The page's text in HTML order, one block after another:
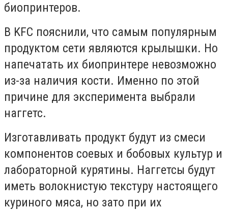
биопринтеров.
В KFC пояснили, что самым популярным
продуктом сети являются крылышки. Но
напечатать их биопринтере невозможно
из-за наличия кости. Именно по этой
причине для эксперимента выбрали
наггетс.
Изготавливать продукт будут из смеси
компонентов соевых и бобовых культур и
лабораторной курятины. Наггетсы будут
иметь волокнистую текстуру настоящего
куриного мяса, но зато при их